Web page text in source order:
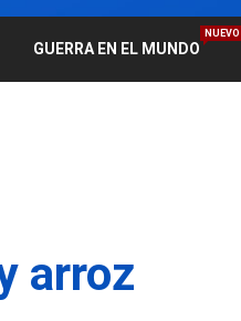
GUERRA EN EL MUNDO
NUEVO
arroz